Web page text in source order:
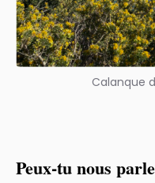
Calanque
Peux-tu nous